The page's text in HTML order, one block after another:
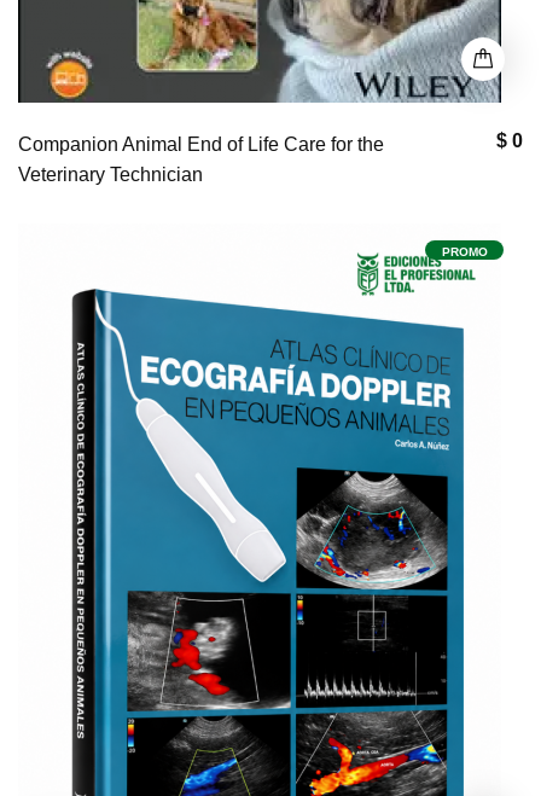
$ 0
Companion Animal End of Life Care for the
Veterinary Technician
PROMO